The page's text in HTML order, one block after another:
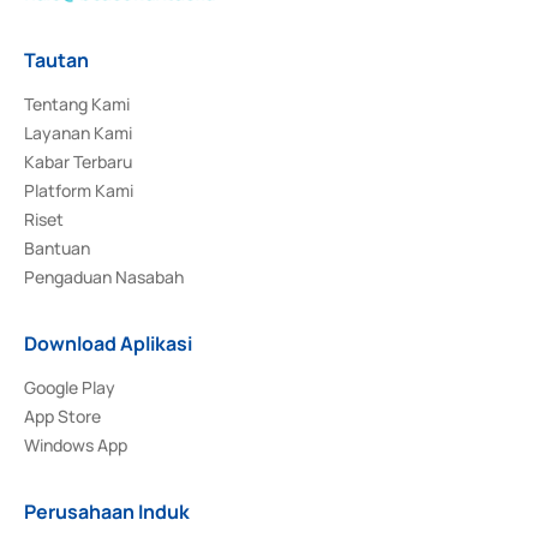
Tautan
Tentang Kami
Layanan Kami
Kabar Terbaru
Platform Kami
Riset
Bantuan
Pengaduan Nasabah
Download Aplikasi
Google Play
App Store
Windows App
Perusahaan Induk